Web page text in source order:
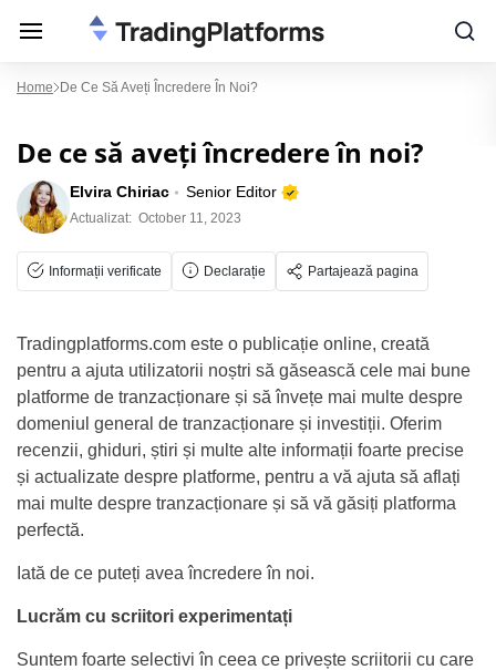
Home De Ce Să Aveți Încredere În Noi?
De ce să aveți încredere în noi?
Elvira Chiriac Senior Editor
Actualizat: October 11, 2023
Informații verificate Declarație Partajează pagina
Tradingplatforms.com este o publicație online, creată
pentru a ajuta utilizatorii noștri să găsească cele mai bune
platforme de tranzacționare și să învețe mai multe despre
domeniul general de tranzacționare și investiții. Oferim
recenzii, ghiduri, știri și multe alte informații foarte precise
și actualizate despre platforme, pentru a vă ajuta să aflați
mai multe despre tranzacționare și să vă găsiți platforma
perfectă.
Iată de ce puteți avea încredere în noi.
Lucrăm cu scriitori experimentați
Suntem foarte selectivi în ceea ce privește scriitorii cu care